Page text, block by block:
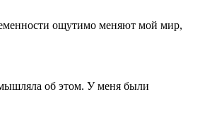
ощутимо меняют мой мир,
об этом. У меня были